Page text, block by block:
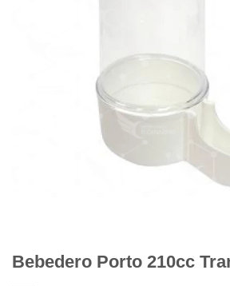
Bebedero Porto 210cc